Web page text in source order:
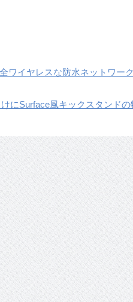
ワイヤレスな防水ネットワー
にSurface風キックスタンド